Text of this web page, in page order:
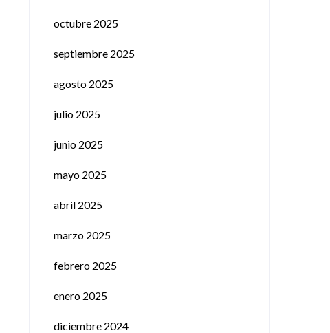
octubre 2025
septiembre 2025
agosto 2025
julio 2025
junio 2025
mayo 2025
abril 2025
marzo 2025
febrero 2025
enero 2025
diciembre 2024